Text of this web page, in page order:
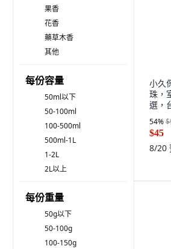
果香
花香
藥草木香
其他
每份容量
50ml以下
50-100ml
100-500ml
500ml-1L
1-2L
2L以上
每份重量
50g以下
50-100g
100-150g
小久
珠，
選，
54%
$45
8/20